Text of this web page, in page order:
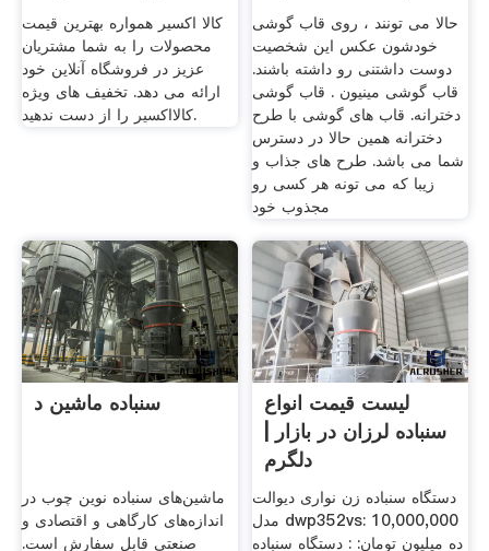
کالا اکسیر همواره بهترین قیمت
محصولات را به شما مشتریان
عزیز در فروشگاه آنلاین خود
ارائه می دهد. تخفیف های ویژه
کالااکسیر را از دست ندهید.
حالا می تونند ، روی قاب گوشی
خودشون عکس این شخصیت
دوست داشتنی رو داشته باشند.
قاب گوشی مینیون . قاب گوشی
دخترانه. قاب های گوشی با طرح
دخترانه همین حالا در دسترس
شما می باشد. طرح های جذاب و
زیبا که می تونه هر کسی رو
مجذوب خود
سنباده ماشین د
ماشین‌های سنباده نوین چوب در
اندازه‌های کارگاهی و اقتصادی و
صنعتی قابل سفارش است.
لیست قیمت انواع
سنباده لرزان در بازار |
دلگرم
دستگاه سنباده زن نواری دیوالت
مدل dwp352vs: 10,000,000
ده میلیون تومان: : دستگاه سنباده